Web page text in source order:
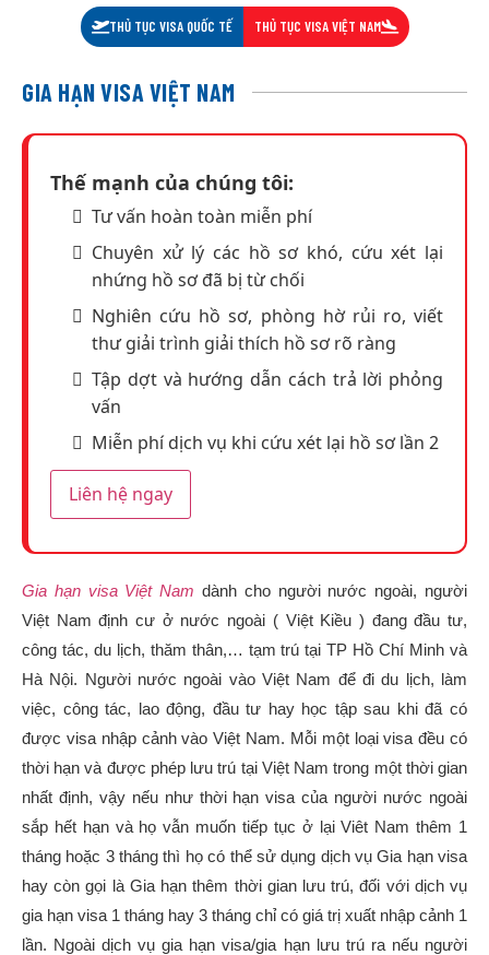
THỦ TỤC VISA QUỐC TẾ THỦ TỤC VISA VIỆT NAM
GIA HẠN VISA VIỆT NAM
Thế mạnh của chúng tôi:
Tư vấn hoàn toàn miễn phí
Chuyên xử lý các hồ sơ khó, cứu xét lại
nhứng hồ sơ đã bị từ chối
Nghiên cứu hồ sơ, phòng hờ rủi ro, viết
thư giải trình giải thích hồ sơ rõ ràng
Tập dợt và hướng dẫn cách trả lời phỏng
vấn
Miễn phí dịch vụ khi cứu xét lại hồ sơ lần 2
Liên hệ ngay
Gia hạn visa Việt Nam dành cho người nước ngoài, người
Việt Nam định cư ở nước ngoài ( Việt Kiều ) đang đầu tư,
công tác, du lịch, thăm thân,… tạm trú tại TP Hồ Chí Minh và
Hà Nội. Người nước ngoài vào Việt Nam để đi du lịch, làm
việc, công tác, lao động, đầu tư hay học tập sau khi đã có
được visa nhập cảnh vào Việt Nam. Mỗi một loại visa đều có
thời hạn và được phép lưu trú tại Việt Nam trong một thời gian
nhất định, vậy nếu như thời hạn visa của người nước ngoài
sắp hết hạn và họ vẫn muốn tiếp tục ở lại Viêt Nam thêm 1
tháng hoặc 3 tháng thì họ có thể sử dụng dịch vụ Gia hạn visa
hay còn gọi là Gia hạn thêm thời gian lưu trú, đối với dịch vụ
gia hạn visa 1 tháng hay 3 tháng chỉ có giá trị xuất nhập cảnh 1
lần. Ngoài dịch vụ gia hạn visa/gia hạn lưu trú ra nếu người